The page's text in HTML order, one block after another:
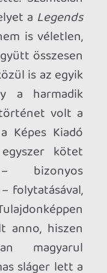
egy
már
a